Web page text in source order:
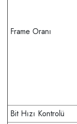
Frame Oranı
Bit Hızı Kontrolü